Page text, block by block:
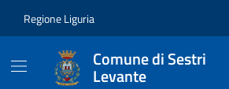
Regione Liguria
Comune di Sestri
Levante